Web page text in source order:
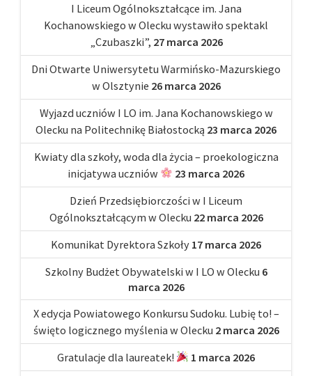
I Liceum Ogólnokształcące im. Jana
Kochanowskiego w Olecku wystawiło spektakl
„Czubaszki”, 27 marca 2026
Dni Otwarte Uniwersytetu Warmińsko-Mazurskiego
w Olsztynie 26 marca 2026
Wyjazd uczniów I LO im. Jana Kochanowskiego w
Olecku na Politechnikę Białostocką 23 marca 2026
Kwiaty dla szkoły, woda dla życia – proekologiczna
inicjatywa uczniów
23 marca 2026
Dzień Przedsiębiorczości w I Liceum
Ogólnokształcącym w Olecku 22 marca 2026
Komunikat Dyrektora Szkoły 17 marca 2026
Szkolny Budżet Obywatelski w I LO w Olecku 6
marca 2026
X edycja Powiatowego Konkursu Sudoku. Lubię to! –
święto logicznego myślenia w Olecku 2 marca 2026
Gratulacje dla laureatek!
1 marca 2026